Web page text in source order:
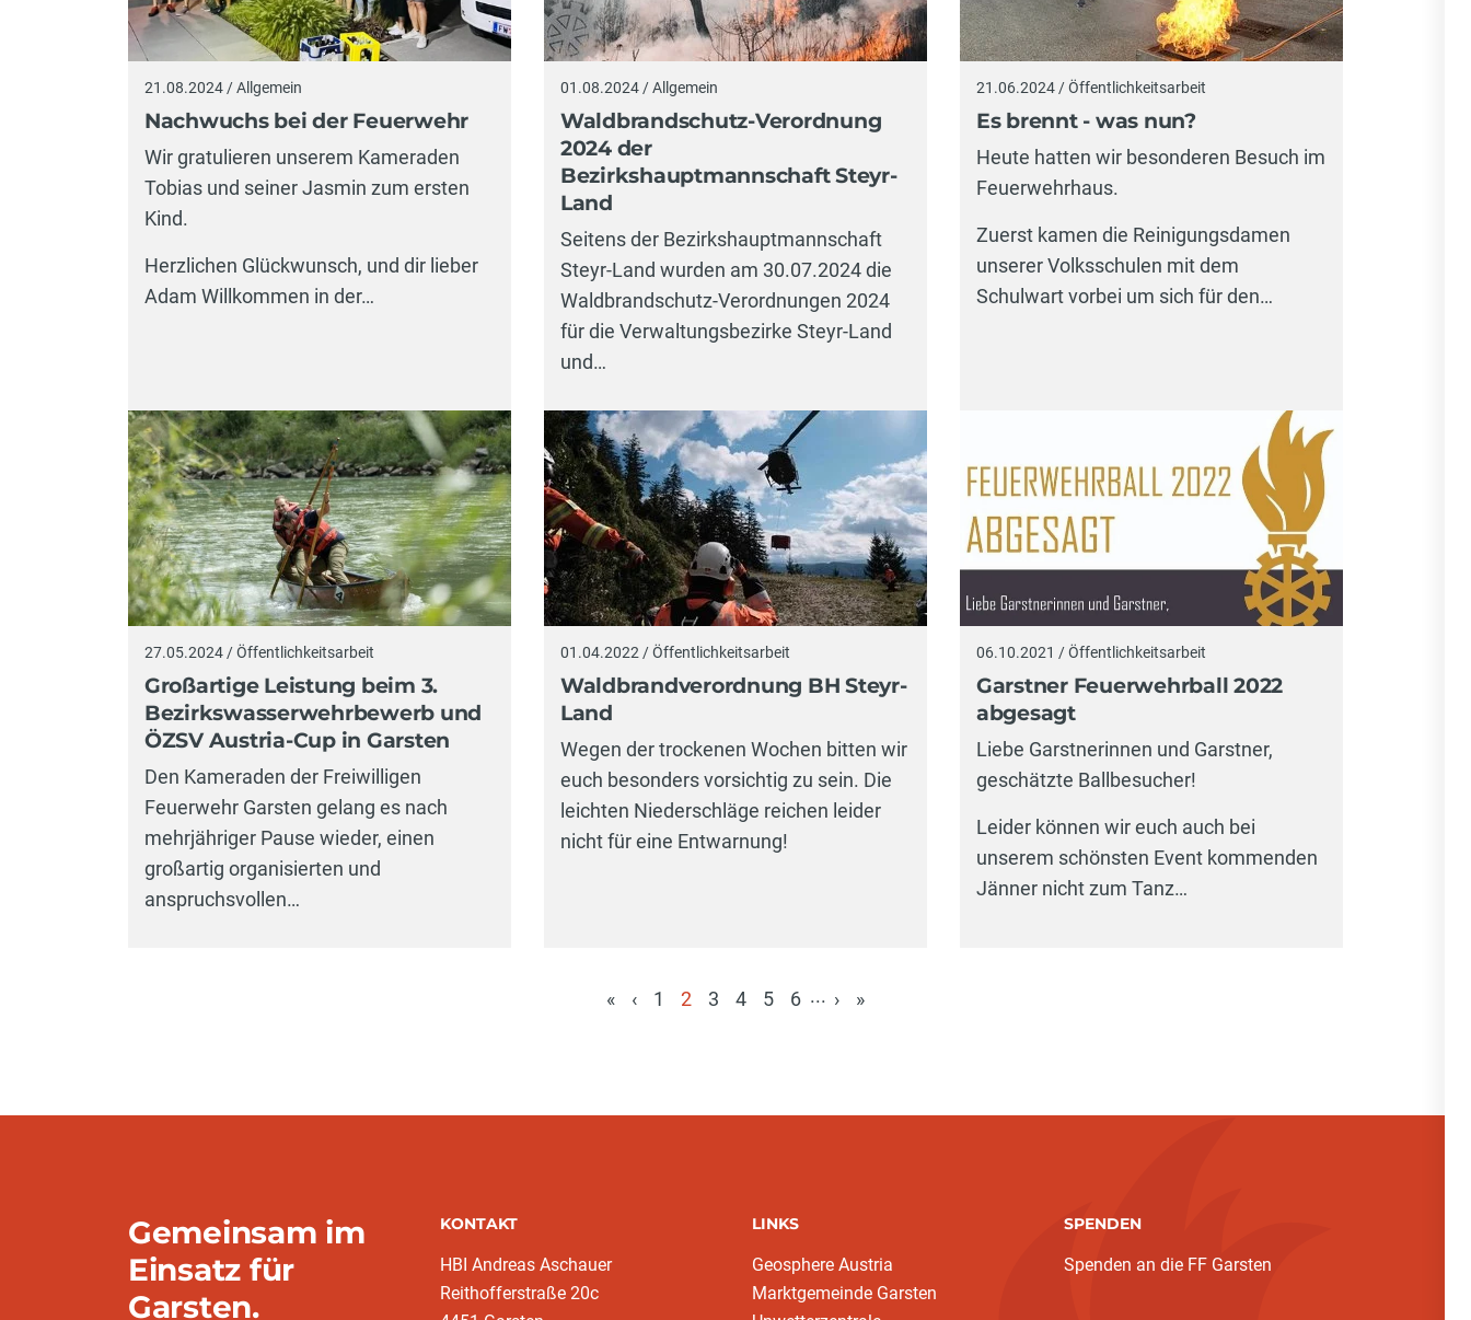
21.08.2024 / Allgemein
Nachwuchs bei der Feuerwehr
Wir gratulieren unserem Kameraden
Tobias und seiner Jasmin zum ersten
Kind.
Herzlichen Glückwunsch, und dir lieber
Adam Willkommen in der…
01.08.2024 / Allgemein
Waldbrandschutz-Verordnung
2024 der
Bezirkshauptmannschaft Steyr-
Land
Seitens der Bezirkshauptmannschaft
Steyr-Land wurden am 30.07.2024 die
Waldbrandschutz-Verordnungen 2024
für die Verwaltungsbezirke Steyr-Land
und…
21.06.2024 / Öffentlichkeitsarbeit
Es brennt - was nun?
Heute hatten wir besonderen Besuch im
Feuerwehrhaus.
Zuerst kamen die Reinigungsdamen
unserer Volksschulen mit dem
Schulwart vorbei um sich für den…
27.05.2024 / Öffentlichkeitsarbeit
Großartige Leistung beim 3.
Bezirkswasserwehrbewerb und
ÖZSV Austria-Cup in Garsten
Den Kameraden der Freiwilligen
Feuerwehr Garsten gelang es nach
mehrjähriger Pause wieder, einen
großartig organisierten und
anspruchsvollen…
01.04.2022 / Öffentlichkeitsarbeit
Waldbrandverordnung BH Steyr-
Land
Wegen der trockenen Wochen bitten wir
euch besonders vorsichtig zu sein. Die
leichten Niederschläge reichen leider
nicht für eine Entwarnung!
06.10.2021 / Öffentlichkeitsarbeit
Garstner Feuerwehrball 2022
abgesagt
Liebe Garstnerinnen und Garstner,
geschätzte Ballbesucher!
Leider können wir euch auch bei
unserem schönsten Event kommenden
Jänner nicht zum Tanz…
« ‹ 1
2
3 4 5 6 ... › »
Gemeinsam im
Einsatz für
Garsten.
KONTAKT
HBI Andreas Aschauer
Reithofferstraße 20c
LINKS
Geosphere Austria
Marktgemeinde Garsten
SPENDEN
Spenden an die FF Garsten